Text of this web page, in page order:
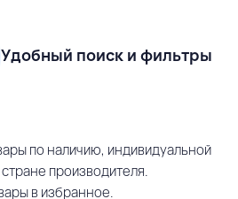
Удобный поиск и фильтры
по наличию, индивидуальной
производителя.
в избранное.